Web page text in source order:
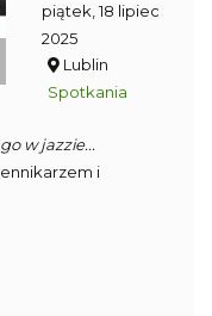
piątek, 18 lipiec
2025
Lublin
Spotkania
w jazzie...
i